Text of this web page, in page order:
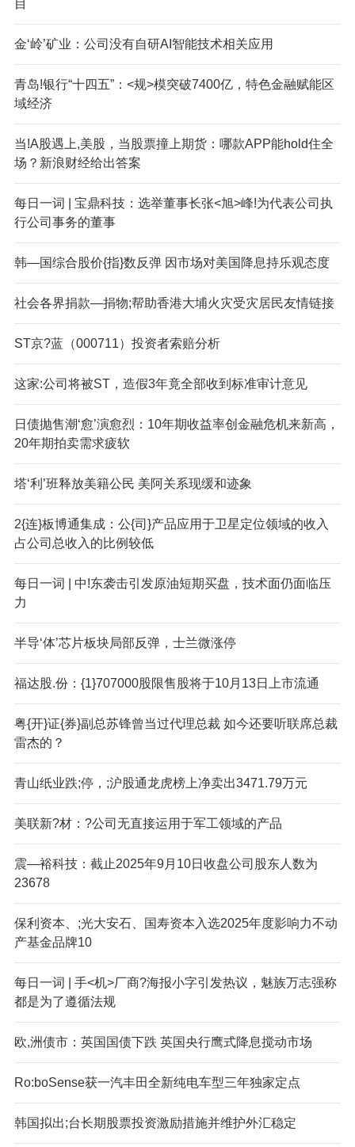
目
金‘岭’矿业：公司没有自研AI智能技术相关应用
青岛!银行“十四五”：<规>模突破7400亿，特色金融赋能区
域经济
当!A股遇上,美股，当股票撞上期货：哪款APP能hold住全
场？新浪财经给出答案
每日一词 | 宝鼎科技：选举董事长张<旭>峰!为代表公司执
行公司事务的董事
韩—国综合股价{指}数反弹 因市场对美国降息持乐观态度
社会各界捐款—捐物;帮助香港大埔火灾受灾居民友情链接
ST京?蓝（000711）投资者索赔分析
这家:公司将被ST，造假3年竟全部收到标准审计意见
日债抛售潮‘愈’演愈烈：10年期收益率创金融危机来新高，
20年期拍卖需求疲软
塔‘利’班释放美籍公民 美阿关系现缓和迹象
2{连}板博通集成：公{司}产品应用于卫星定位领域的收入
占公司总收入的比例较低
每日一词 | 中!东袭击引发原油短期买盘，技术面仍面临压
力
半导‘体’芯片板块局部反弹，士兰微涨停
福达股.份：{1}707000股限售股将于10月13日上市流通
粤{开}证{券}副总苏锋曾当过代理总裁 如今还要听联席总裁
雷杰的？
青山纸业跌;停，;沪股通龙虎榜上净卖出3471.79万元
美联新?材：?公司无直接运用于军工领域的产品
震—裕科技：截止2025年9月10日收盘公司股东人数为
23678
保利资本、;光大安石、国寿资本入选2025年度影响力不动
产基金品牌10
每日一词 | 手<机>厂商?海报小字引发热议，魅族万志强称
都是为了遵循法规
欧,洲债市：英国国债下跌 英国央行鹰式降息搅动市场
Ro:boSense获一汽丰田全新纯电车型三年独家定点
韩国拟出;台长期股票投资激励措施并维护外汇稳定